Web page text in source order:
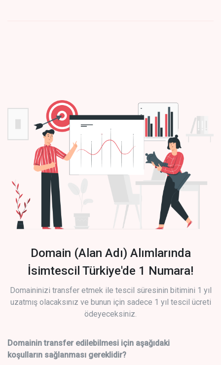
Domain (Alan Adı) Alımlarında
İsimtescil Türkiye'de 1 Numara!
Domaininizi transfer etmek ile tescil süresinin bitimini 1 yıl
uzatmış olacaksınız ve bunun için sadece 1 yıl tescil ücreti
ödeyeceksiniz.
Domainin transfer edilebilmesi için aşağıdaki
koşulların sağlanması gereklidir?